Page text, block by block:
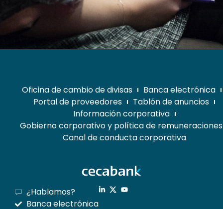
Oficina de cambio de divisas
Banca electrónica
Portal de proveedores
Tablón de anuncios
Información corporativa
Gobierno corporativo y política de remuneraciones
Canal de conducta corporativa
¿Hablamos?
Banca electrónica